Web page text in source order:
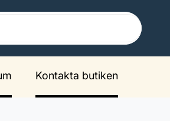
Kontakta butiken